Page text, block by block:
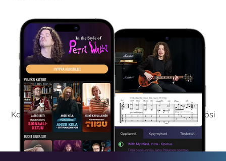
Kokeile Ilmaiseksi
Kokeilemalla ilmaiseksi saat koko sisältömme käyttöösi
viikon ajaksi.